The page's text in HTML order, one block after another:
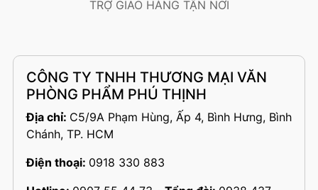
TRỢ GIAO HÀNG TẬN NƠI
CÔNG TY TNHH THƯƠNG MẠI VĂN
PHÒNG PHẨM PHÚ THỊNH
Địa chỉ: C5/9A Phạm Hùng, Ấp 4, Bình Hưng, Bình
Chánh, TP. HCM
Điện thoại: 0918 330 883